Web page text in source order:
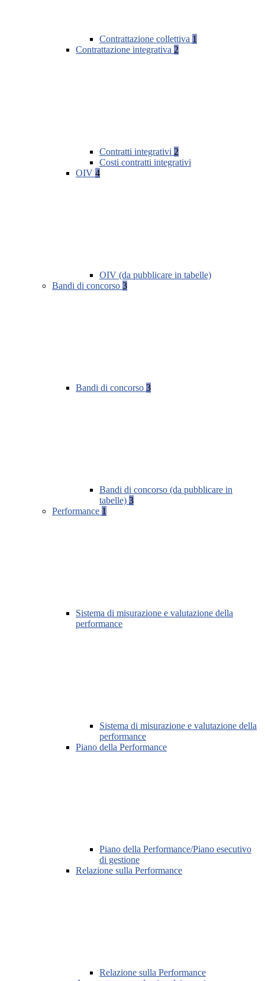
Contrattazione collettiva 1
Contrattazione integrativa 2
Contratti integrativi 2
Costi contratti integrativi
OIV 4
OIV (da pubblicare in tabelle)
Bandi di concorso 3
Bandi di concorso 3
Bandi di concorso (da pubblicare in
tabelle) 3
Performance 1
Sistema di misurazione e valutazione della
performance
Sistema di misurazione e valutazione della
performance
Piano della Performance
Piano della Performance/Piano esecutivo
di gestione
Relazione sulla Performance
Relazione sulla Performance